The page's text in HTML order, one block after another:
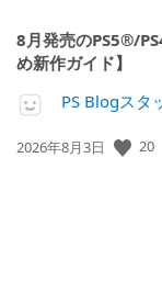
8月発売のPS5®/
め新作ガイド】
PS Blogスタ
公
2026年8月3日 20